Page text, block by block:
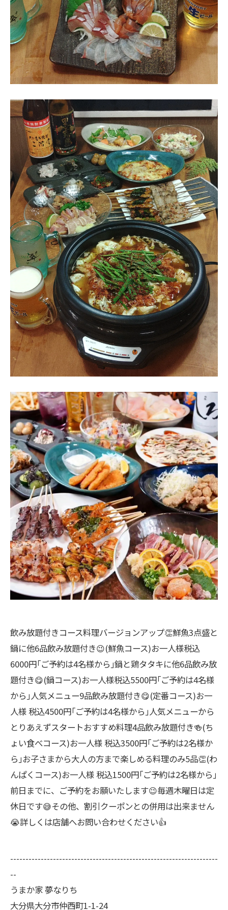
飲み放題付きコース料理バージョンアップ👏鮮魚3点盛と
鍋に他6品飲み放題付き😉(鮮魚コース)お一人様税込
6000円｢ご予約は4名様から｣鍋と鶏タタキに他6品飲み放
題付き😋(鍋コース)お一人様税込5500円｢ご予約は4名様
から｣人気メニュー9品飲み放題付き😋(定番コース)お一
人様 税込4500円｢ご予約は4名様から｣人気メニューから
とりあえずスタートおすすめ料理4品飲み放題付き🍻(ち
ょい食べコース)お一人様 税込3500円｢ご予約は2名様か
ら｣お子さまから大人の方まで楽しめる料理のみ5品👏(わ
んぱくコース)お一人様 税込1500円｢ご予約は2名様から｣
前日までに、ご予約をお願いたします😉毎週木曜日は定
休日です😅その他、割引クーポンとの併用は出来ません
😭詳しくは店舗へお問い合わせください👍
--------------------------------------------------------------------
--
うまか家 夢なりち
大分県大分市仲西町1-1-24